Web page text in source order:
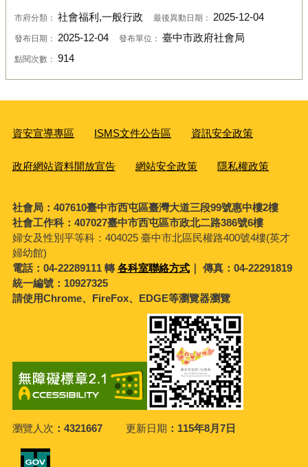
市府分類： 社會福利,一般行政 最後異動日期： 2025-12-04
發布日期： 2025-12-04 發布單位： 臺中市政府社會局
點閱次數： 914
資安宣導專區 ISMS文件公告區 資訊安全政策
政府網站資料開放宣告 網站安全政策 隱私權政策
社會局：407610臺中市西屯區臺灣大道三段99號惠中樓2樓
社會工作科：407027臺中市西屯區市政北二路386號6樓
婦女及性別平等科： 404025 臺中市北區民權路400號4樓(英才
婦幼館)
電話：04-22289111 轉各科室聯絡方式｜ 傳真：04-22291819
統一編號：10927325
請使用Chrome、FireFox、EDGE等瀏覽器瀏覽
瀏覽人次 4321667 更新日期 115年8月7日